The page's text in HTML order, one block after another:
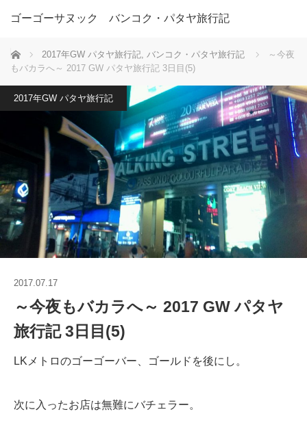
ゴーゴーサヌック バンコク・パタヤ旅行記
ホーム 2017年GW パタヤ旅行記, バンコク・パタヤ旅行記
～今夜
もバカラへ～ 2017 GW パタヤ旅行記 3日目(5)
2017年GW パタヤ旅行記
2017.07.17
～今夜もバカラへ～ 2017 GW パタヤ
旅行記 3日目(5)
LKメトロのゴーゴーバー、ゴールドを後にし。
次に入ったお店は無難にバチェラー。